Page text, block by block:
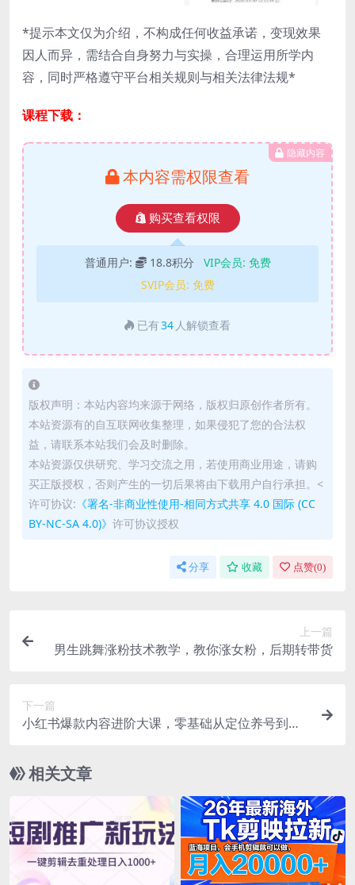
*提示本文仅为介绍，不构成任何收益承诺，变现效果
因人而异，需结合自身努力与实操，合理运用所学内
容，同时严格遵守平台相关规则与相关法律法规*
课程下载：
隐藏内容
本内容需权限查看
购买查看权限
普通用户: 18.8积分 VIP会员: 免费
SVIP会员: 免费
已有34 人解锁查看
版权声明：本站内容均来源于网络，版权归原创作者所有。
本站资源有的自互联网收集整理，如果侵犯了您的合法权
益，请联系本站我们会及时删除。
本站资源仅供研究、学习交流之用，若使用商业用途，请购
买正版授权，否则产生的一切后果将由下载用户自行承担。<
许可协议: 《署名-非商业性使用-相同方式共享 4.0 国际 (CC
BY-NC-SA 4.0)》 许可协议授权
分享 收藏 点赞(0)
上一篇
男生跳舞涨粉技术教学，教你涨女粉，后期转带货
下一篇
小红书爆款内容进阶大课，零基础从定位养号到爆
相关文章